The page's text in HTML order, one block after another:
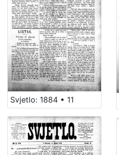
Svjetlo: 1884 • 11